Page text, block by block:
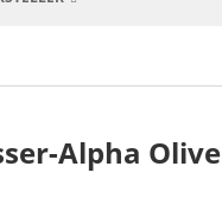
Alpha